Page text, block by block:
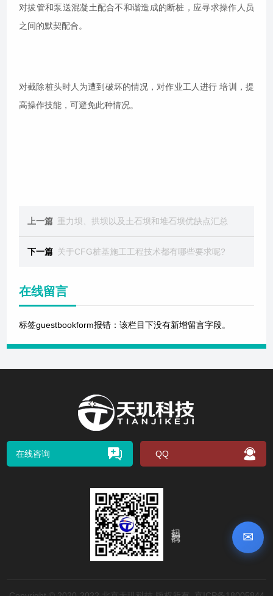
✉
对拔管和泵送混凝土配合不和谐造成的断桩，应寻求操作人员
之间的默契配合。
对截除桩头时人为遭到破坏的情况，对作业工人进行 培训，提
高操作技能，可避免此种情况。
上一篇 重力坝、拱坝以及土石坝和堆石坝优缺点汇总
下一篇 关于CFG桩基施工工程技术都有哪些要求呢?
在线留言
标签guestbookform报错：该栏目下没有新增留言字段。
在线咨询 QQ